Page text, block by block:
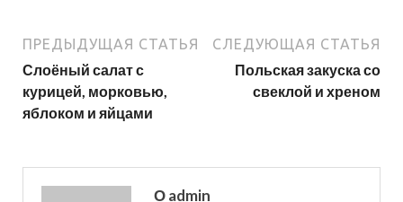
ПРЕДЫДУЩАЯ СТАТЬЯ
Слоёный салат с
курицей, морковью,
яблоком и яйцами
СЛЕДУЮЩАЯ СТАТЬЯ
Польская закуска со
свеклой и хреном
О admin